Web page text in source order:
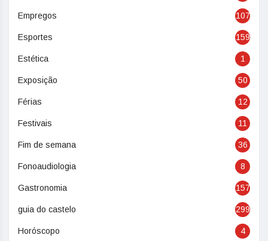
Empregos 107
Esportes 159
Estética 1
Exposição 50
Férias 12
Festivais 11
Fim de semana 36
Fonoaudiologia 8
Gastronomia 157
guia do castelo 299
Horóscopo 4